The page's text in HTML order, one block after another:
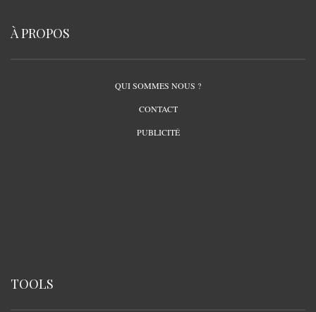
À PROPOS
QUI SOMMES NOUS ?
CONTACT
PUBLICITÉ
TOOLS